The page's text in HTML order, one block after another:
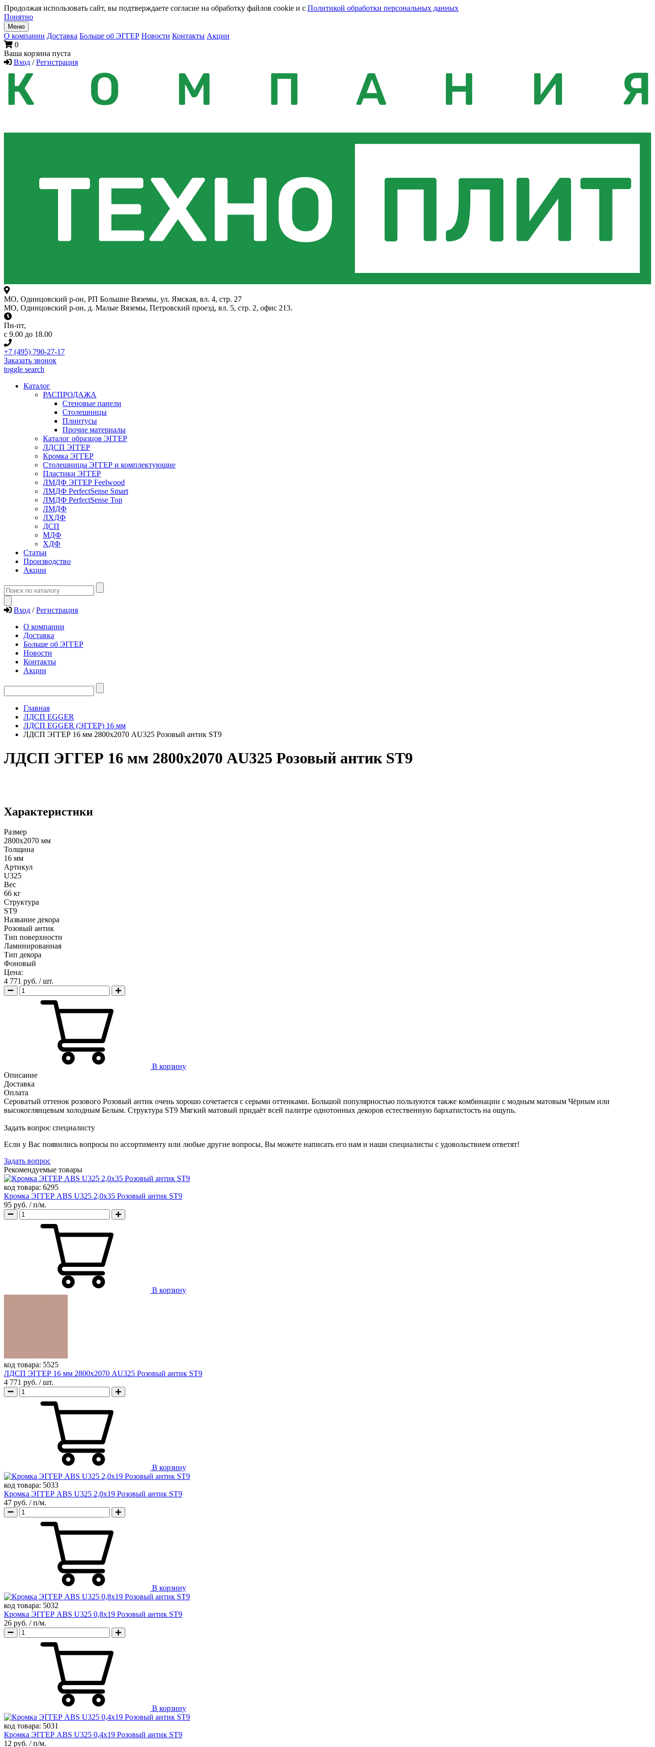
Продолжая использовать сайт, вы подтверждаете согласие на обработку файлов cookie и с Политикой обработки персональных данных
Понятно
Меню
О компании Доставка Больше об ЭГГЕР Новости Контакты Акции
0
Ваша корзина пуста
Вход / Регистрация
МО, Одинцовский р-он, РП Большие Вяземы, ул. Ямская, вл. 4, стр. 27
МО, Одинцовский р-он, д. Малые Вяземы, Петровский проезд, вл. 5, стр. 2, офис 213.
Пн-пт,
с 9.00 до 18.00
+7 (495) 790-27-17
Заказать звонок
toggle search
Каталог
РАСПРОДАЖА
Стеновые панели
Столешницы
Плинтусы
Прочие материалы
Каталог образцов ЭГГЕР
ЛДСП ЭГГЕР
Кромка ЭГГЕР
Столешницы ЭГГЕР и комплектующие
Пластики ЭГГЕР
ЛМДФ ЭГГЕР Feelwood
ЛМДФ PerfectSense Smart
ЛМДФ PerfectSense Top
ЛМДФ
ЛХДФ
ДСП
МДФ
ХДФ
Статьи
Производство
Акции
Вход / Регистрация
О компании
Доставка
Больше об ЭГГЕР
Новости
Контакты
Акции
Главная
ЛДСП EGGER
ЛДСП EGGER (ЭГГЕР) 16 мм
ЛДСП ЭГГЕР 16 мм 2800х2070 AU325 Розовый антик ST9
ЛДСП ЭГГЕР 16 мм 2800х2070 AU325 Розовый антик ST9
Характеристики
Размер
2800х2070 мм
Толщина
16 мм
Артикул
U325
Вес
66 кг
Структура
ST9
Название декора
Розовый антик
Тип поверхности
Ламинированная
Тип декора
Фоновый
Цена:
4 771 руб. / шт.
В корзину
Описание
Доставка
Оплата
Сероватый оттенок розового Розовый антик очень хорошо сочетается с серыми оттенками. Большой популярностью пользуются также комбинации с модным матовым Чёрным или
высокоглянцевым холодным Белым. Структура ST9 Мягкий матовый придаёт всей палитре однотонных декоров естественную бархатистость на ощупь.
Задать вопрос специалисту
Если у Вас появились вопросы по ассортименту или любые другие вопросы, Вы можете написать его нам и наши специалисты с удовольствием ответят!
Задать вопрос
Рекомендуемые товары
код товара: 6295
Кромка ЭГГЕР ABS U325 2,0х35 Розовый антик ST9
95 руб. / п/м.
В корзину
код товара: 5525
ЛДСП ЭГГЕР 16 мм 2800х2070 AU325 Розовый антик ST9
4 771 руб. / шт.
В корзину
код товара: 5033
Кромка ЭГГЕР ABS U325 2,0х19 Розовый антик ST9
47 руб. / п/м.
В корзину
код товара: 5032
Кромка ЭГГЕР ABS U325 0,8х19 Розовый антик ST9
26 руб. / п/м.
В корзину
код товара: 5031
Кромка ЭГГЕР ABS U325 0,4х19 Розовый антик ST9
12 руб. / п/м.